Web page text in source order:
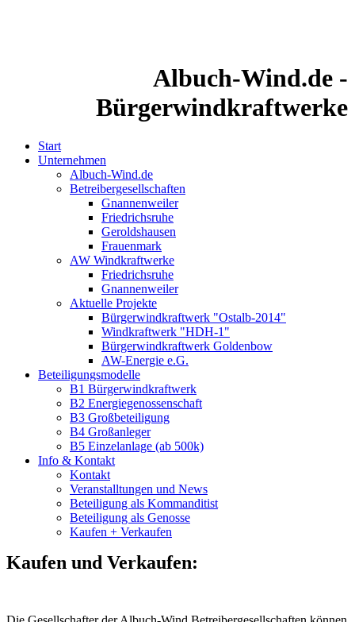
Albuch-Wind.de -
Bürgerwindkraftwerke
Start
Unternehmen
Albuch-Wind.de
Betreibergesellschaften
Gnannenweiler
Friedrichsruhe
Geroldshausen
Frauenmark
AW Windkraftwerke
Friedrichsruhe
Gnannenweiler
Aktuelle Projekte
Bürgerwindkraftwerk "Ostalb-2014"
Windkraftwerk "HDH-1"
Bürgerwindkraftwerk Goldenbow
AW-Energie e.G.
Beteiligungsmodelle
B1 Bürgerwindkraftwerk
B2 Energiegenossenschaft
B3 Großbeteiligung
B4 Großanleger
B5 Einzelanlage (ab 500k)
Info & Kontakt
Kontakt
Veranstalltungen und News
Beteiligung als Kommanditist
Beteiligung als Genosse
Kaufen + Verkaufen
Kaufen und Verkaufen: